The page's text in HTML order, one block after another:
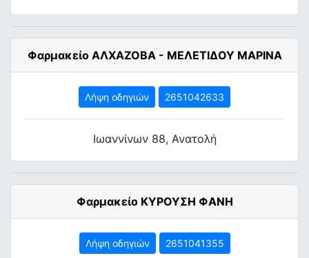
Φαρμακείο ΑΛΧΑΖΟΒΑ - ΜΕΛΕΤΙΔΟΥ ΜΑΡΙΝΑ
Λήψη οδηγιών 2651042633
Ιωαννίνων 88, Ανατολή
Φαρμακείο ΚΥΡΟΥΣΗ ΦΑΝΗ
Λήψη οδηγιών 2651041355